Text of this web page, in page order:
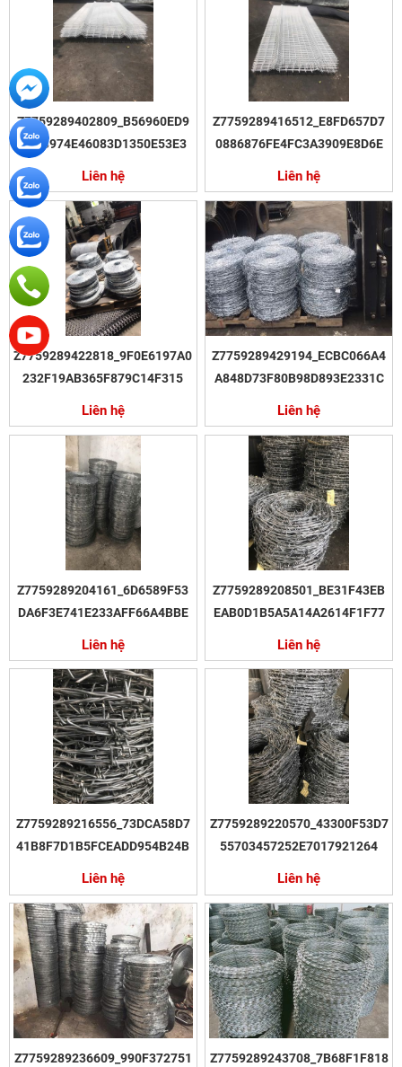
Z7759289402809_B56960ED9
261B974E46083D1350E53E3
Liên hệ
Z7759289416512_E8FD657D7
0886876FE4FC3A3909E8D6E
Liên hệ
Z7759289422818_9F0E6197A0
232F19AB365F879C14F315
Liên hệ
Z7759289429194_ECBC066A4
A848D73F80B98D893E2331C
Liên hệ
Z7759289204161_6D6589F53
DA6F3E741E233AFF66A4BBE
Liên hệ
Z7759289208501_BE31F43EB
EAB0D1B5A5A14A2614F1F77
Liên hệ
Z7759289216556_73DCA58D7
41B8F7D1B5FCEADD954B24B
Liên hệ
Z7759289220570_43300F53D7
55703457252E7017921264
Liên hệ
Z7759289236609_990F372751
Z7759289243708_7B68F1F818